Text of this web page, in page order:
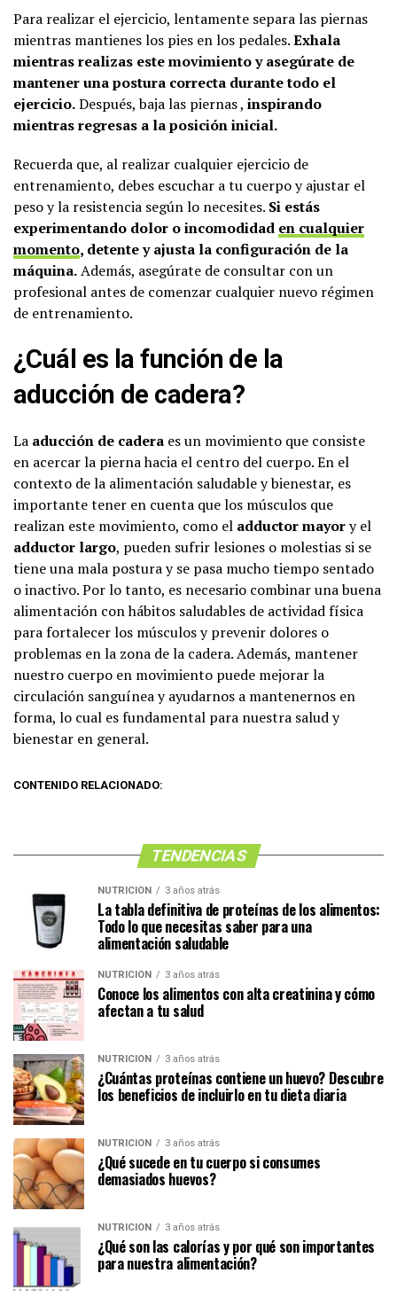
Para realizar el ejercicio, lentamente separa las piernas
mientras mantienes los pies en los pedales.Exhala
mientras realizas este movimiento y asegúrate de
mantener una postura correcta durante todo el
ejercicio.Después, baja las piernas , inspirando
mientras regresas a la posición inicial.
Recuerda que, al realizar cualquier ejercicio de
entrenamiento, debes escuchar a tu cuerpo y ajustar el
peso y la resistencia según lo necesites. Si estás
experimentando dolor o incomodidad en cualquier
momento, detente y ajusta la configuración de la
máquina.Además, asegúrate de consultar con un
profesional antes de comenzar cualquier nuevo régimen
de entrenamiento.
¿Cuál es la función de la
aducción de cadera?
La aducción de cadera es un movimiento que consiste
en acercar la pierna hacia el centro del cuerpo. En el
contexto de la alimentación saludable y bienestar, es
importante tener en cuenta que los músculos que
realizan este movimiento, como el adductor mayory el
adductor largo, pueden sufrir lesiones o molestias si se
tiene una mala postura y se pasa mucho tiempo sentado
o inactivo. Por lo tanto, es necesario combinar una buena
alimentación con hábitos saludables de actividad física
para fortalecer los músculos y prevenir dolores o
problemas en la zona de la cadera. Además, mantener
nuestro cuerpo en movimiento puede mejorar la
circulación sanguínea y ayudarnos a mantenernos en
forma, lo cual es fundamental para nuestra salud y
bienestar en general.
CONTENIDO RELACIONADO:
TENDENCIAS
NUTRICIÓN 3 años atrás
La tabla definitiva de proteínas de los alimentos:
Todo lo que necesitas saber para una
alimentación saludable
NUTRICIÓN 3 años atrás
Conoce los alimentos con alta creatinina y cómo
afectan a tu salud
NUTRICIÓN 3 años atrás
¿Cuántas proteínas contiene un huevo? Descubre
los beneficios de incluirlo en tu dieta diaria
NUTRICIÓN 3 años atrás
¿Qué sucede en tu cuerpo si consumes
demasiados huevos?
NUTRICIÓN 3 años atrás
¿Qué son las calorías y por qué son importantes
para nuestra alimentación?